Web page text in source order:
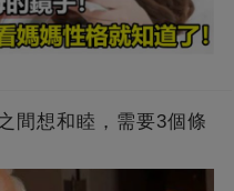
間想和睦，需要3個條